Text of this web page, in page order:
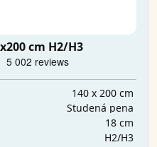
cm H2/H3
140 x 200 cm
Studená pena
18 cm
H2/H3